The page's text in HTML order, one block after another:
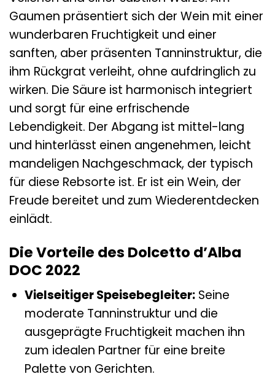
Gaumen präsentiert sich der Wein mit einer
wunderbaren Fruchtigkeit und einer
sanften, aber präsenten Tanninstruktur, die
ihm Rückgrat verleiht, ohne aufdringlich zu
wirken. Die Säure ist harmonisch integriert
und sorgt für eine erfrischende
Lebendigkeit. Der Abgang ist mittel-lang
und hinterlässt einen angenehmen, leicht
mandeligen Nachgeschmack, der typisch
für diese Rebsorte ist. Er ist ein Wein, der
Freude bereitet und zum Wiederentdecken
einlädt.
Die Vorteile des Dolcetto d’Alba
DOC 2022
Vielseitiger Speisebegleiter:Seine
moderate Tanninstruktur und die
ausgeprägte Fruchtigkeit machen ihn
zum idealen Partner für eine breite
Palette von Gerichten.